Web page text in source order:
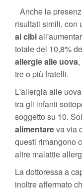
Anche la
risultati simili, con
ai cibi
totale del 10,8%
allergie alle uova
tre o più fratelli.
L'allergia alle
tra gli infanti
soggetto su 10.
alimentareva via
questi rimangono
altre malattie
La dottoressa a
inoltre affermato